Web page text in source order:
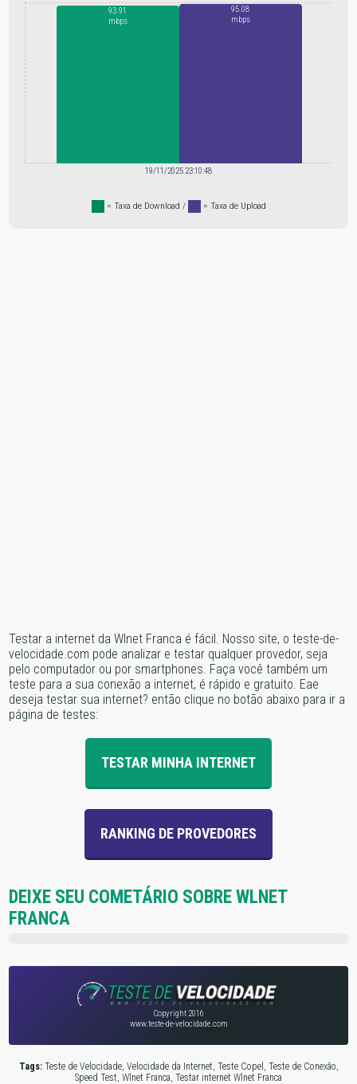
93.91
mbps
95.08
mbps
19/11/2025 23:10:48
. = Taxa de Download / . = Taxa de Upload
Testar a internet da Wlnet Franca é fácil. Nosso site, o teste-de-
velocidade.com pode analizar e testar qualquer provedor, seja
pelo computador ou por smartphones. Faça você também um
teste para a sua conexão a internet, é rápido e gratuito. Eae
deseja testar sua internet? então clique no botão abaixo para ir a
página de testes:
TESTAR MINHA INTERNET
RANKING DE PROVEDORES
DEIXE SEU COMETÁRIO SOBRE WLNET
FRANCA
Copyright 2016
www.teste-de-velocidade.com
Tags:Teste de Velocidade, Velocidade da Internet, Teste Copel, Teste de Conexão,
Speed Test, Wlnet Franca, Testar internet Wlnet Franca